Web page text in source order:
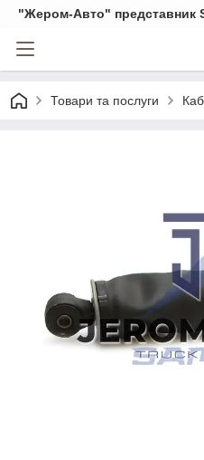
"Жером-Авто" представник
Товари та послуги